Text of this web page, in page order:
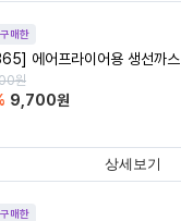
매한
에어프라이어용 생선까스
원
9,700원
상세보기
매한